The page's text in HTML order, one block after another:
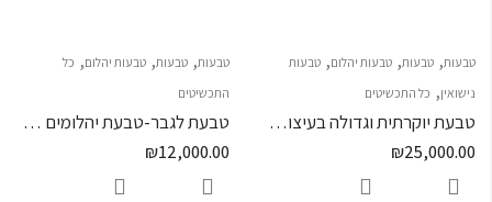
טבעות, טבעות, טבעות יהלום, טבעות
נישואין, כל התכשיטים
טבעת יוקרתית וגדולה בעיצוב מיוחד
₪25,000.00
טבעות, טבעות, טבעות יהלום, כל
התכשיטים
טבעת לגבר-טבעת יהלומים לגבר
₪12,000.00